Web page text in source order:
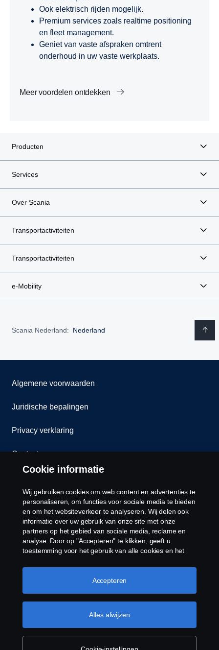
Ook elektrisch rijden mogelijk.
Premium services zoals realtime positioning
en fleet management.
Geniet van vaste afspraken omtrent
onderhoud in uw vaste werkplaats.
Meer voordelen ontdekken
Producten
Services
Over Scania
Transportactiviteiten
Transportactiviteiten
e-Mobility
Scania Nederland: Nederland
Algemene voorwaarden
Juridische bepalingen
Privacy verklaring
Contact
Cookiebeleid
Cookies
Voorbehouden. Scania Nederland B.V. Postbus
9598 4801 LN, Spinveld 57, 4815 HV Breda / T +31
(0)76-5254 000 KvK-nummer: 27136821
Cookie informatie
Wij gebruiken cookies om web content en advertenties te
personaliseren, om functies voor sociale media te bieden
en om het websiteverkeer te analyseren. Wij delen ook
informatie over uw gebruik van onze site met onze
partners op het gebied van sociale media, reclame en
analyse. Door op "Accepteren" te klikken, geeft u
toestemming voor het gebruik van alle cookies en het
door op "Cookie Instellingen" te klikken en de
categorieën te selecteren die u wilt accepteren. Voor een
Meer informatie over uw privacy
Alles afwijzen
Accepteren